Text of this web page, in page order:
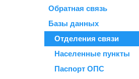
Обратная связь
Базы данных
Отделения связи
Населенные пункты
Паспорт ОПС